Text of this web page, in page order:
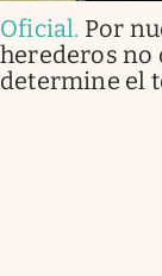
Oficial. Por
herederos no
determine el